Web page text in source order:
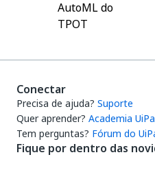
AutoML do
TPOT
Conectar
Precisa de ajuda? Suporte
Quer aprender? Academia
Tem perguntas? Fórum do
Fique por dentro das